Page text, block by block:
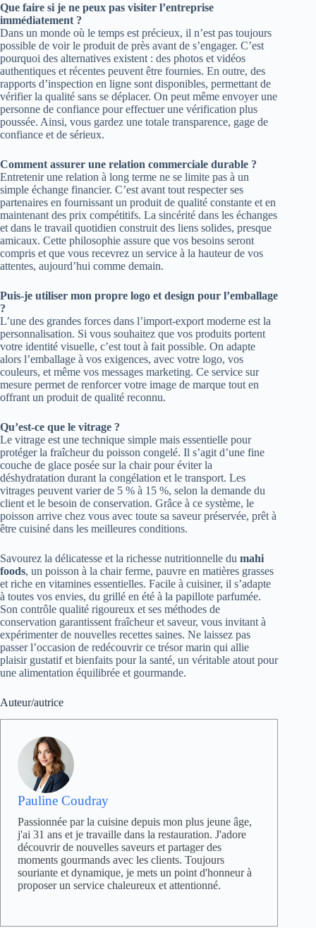
Que faire si je ne peux pas visiter l’entreprise
immédiatement ?
Dans un monde où le temps est précieux, il n’est pas toujours
possible de voir le produit de près avant de s’engager. C’est
pourquoi des alternatives existent : des photos et vidéos
authentiques et récentes peuvent être fournies. En outre, des
rapports d’inspection en ligne sont disponibles, permettant de
vérifier la qualité sans se déplacer. On peut même envoyer une
personne de confiance pour effectuer une vérification plus
poussée. Ainsi, vous gardez une totale transparence, gage de
confiance et de sérieux.
Comment assurer une relation commerciale durable ?
Entretenir une relation à long terme ne se limite pas à un
simple échange financier. C’est avant tout respecter ses
partenaires en fournissant un produit de qualité constante et en
maintenant des prix compétitifs. La sincérité dans les échanges
et dans le travail quotidien construit des liens solides, presque
amicaux. Cette philosophie assure que vos besoins seront
compris et que vous recevrez un service à la hauteur de vos
attentes, aujourd’hui comme demain.
Puis-je utiliser mon propre logo et design pour l’emballage
?
L’une des grandes forces dans l’import-export moderne est la
personnalisation. Si vous souhaitez que vos produits portent
votre identité visuelle, c’est tout à fait possible. On adapte
alors l’emballage à vos exigences, avec votre logo, vos
couleurs, et même vos messages marketing. Ce service sur
mesure permet de renforcer votre image de marque tout en
offrant un produit de qualité reconnu.
Qu’est-ce que le vitrage ?
Le vitrage est une technique simple mais essentielle pour
protéger la fraîcheur du poisson congelé. Il s’agit d’une fine
couche de glace posée sur la chair pour éviter la
déshydratation durant la congélation et le transport. Les
vitrages peuvent varier de 5 % à 15 %, selon la demande du
client et le besoin de conservation. Grâce à ce système, le
poisson arrive chez vous avec toute sa saveur préservée, prêt à
être cuisiné dans les meilleures conditions.
Savourez la délicatesse et la richesse nutritionnelle du mahi
foods, un poisson à la chair ferme, pauvre en matières grasses
et riche en vitamines essentielles. Facile à cuisiner, il s’adapte
à toutes vos envies, du grillé en été à la papillote parfumée.
Son contrôle qualité rigoureux et ses méthodes de
conservation garantissent fraîcheur et saveur, vous invitant à
expérimenter de nouvelles recettes saines. Ne laissez pas
passer l’occasion de redécouvrir ce trésor marin qui allie
plaisir gustatif et bienfaits pour la santé, un véritable atout pour
une alimentation équilibrée et gourmande.
Auteur/autrice
Pauline Coudray
Passionnée par la cuisine depuis mon plus jeune âge,
j'ai 31 ans et je travaille dans la restauration. J'adore
découvrir de nouvelles saveurs et partager des
moments gourmands avec les clients. Toujours
souriante et dynamique, je mets un point d'honneur à
proposer un service chaleureux et attentionné.